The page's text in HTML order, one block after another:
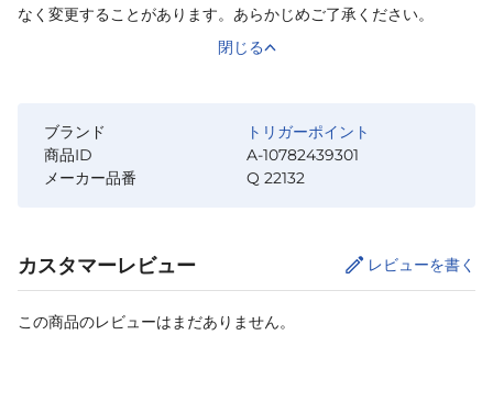
なく変更することがあります。あらかじめご了承ください。
閉じる
ブランド
トリガーポイント
商品ID
A-10782439301
メーカー品番
Q 22132
カスタマーレビュー レビューを書く
この商品のレビューはまだありません。